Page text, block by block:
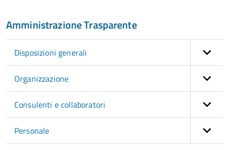
Amministrazione Trasparente
Disposizioni generali
Organizzazione
Consulenti e collaboratori
Personale